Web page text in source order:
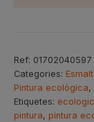
Ref: 01702040597
Categories:
Pintura ecològica,
Etiquetes:
pintura, pintura